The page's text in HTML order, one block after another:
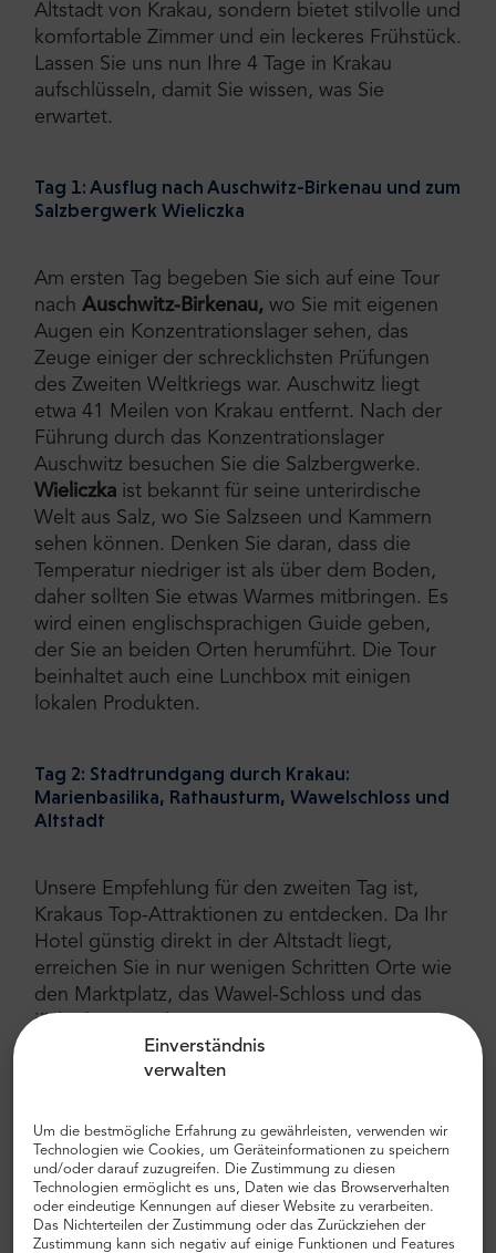
Einverständnis
verwalten
Um die bestmögliche Erfahrung zu gewährleisten, verwenden wir
Technologien wie Cookies, um Geräteinformationen zu speichern
und/oder darauf zuzugreifen. Die Zustimmung zu diesen
Technologien ermöglicht es uns, Daten wie das Browserverhalten
oder eindeutige Kennungen auf dieser Website zu verarbeiten.
Das Nichterteilen der Zustimmung oder das Zurückziehen der
Zustimmung kann sich negativ auf einige Funktionen und Features
Altstadt von Krakau, sondern bietet stilvolle und
komfortable Zimmer und ein leckeres Frühstück.
Lassen Sie uns nun Ihre 4 Tage in Krakau
aufschlüsseln, damit Sie wissen, was Sie
erwartet.
Tag 1: Ausflug nach Auschwitz-Birkenau und zum
Salzbergwerk Wieliczka
Am ersten Tag begeben Sie sich auf eine Tour
nach Auschwitz-Birkenau, wo Sie mit eigenen
Augen ein Konzentrationslager sehen, das
Zeuge einiger der schrecklichsten Prüfungen
des Zweiten Weltkriegs war. Auschwitz liegt
etwa 41 Meilen von Krakau entfernt. Nach der
Führung durch das Konzentrationslager
Auschwitz besuchen Sie die Salzbergwerke.
Wieliczka ist bekannt für seine unterirdische
Welt aus Salz, wo Sie Salzseen und Kammern
sehen können. Denken Sie daran, dass die
Temperatur niedriger ist als über dem Boden,
daher sollten Sie etwas Warmes mitbringen. Es
wird einen englischsprachigen Guide geben,
der Sie an beiden Orten herumführt. Die Tour
beinhaltet auch eine Lunchbox mit einigen
lokalen Produkten.
Tag 2: Stadtrundgang durch Krakau:
Marienbasilika, Rathausturm, Wawelschloss und
Altstadt
Unsere Empfehlung für den zweiten Tag ist,
Krakaus Top-Attraktionen zu entdecken. Da Ihr
Hotel günstig direkt in der Altstadt liegt,
erreichen Sie in nur wenigen Schritten Orte wie
den Marktplatz, das Wawel-Schloss und das
jüdische Viertel.
Rynek Glowny- der Hauptplatz in Krakau ist eines der
Jahrhundert) ist und einige großartige Gebäude
beherbergt.
Die Marienbasilika
aus dem 14.
Jahrhundert ist bei Touristen und Einheimischen
gleichermaßen beliebt, also machen Sie unbedingt ein
Foto davon. Wenn Sie Souvenirs kaufen möchten,